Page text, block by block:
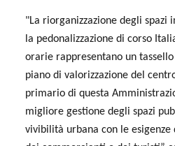
"La riorganizzazione degli spazi
la pedonalizzazione di corso
orarie rappresentano un
piano di valorizzazione del
primario di questa
migliore gestione degli spazi
vivibilità urbana con le